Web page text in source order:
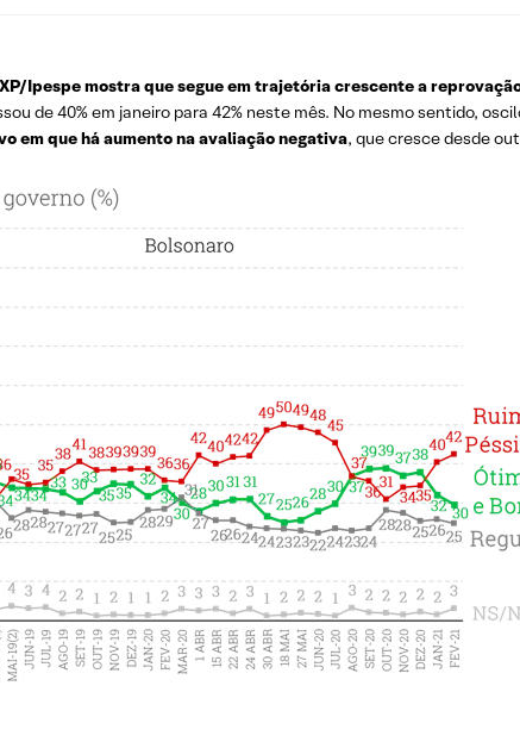
Ipespe mostra que segue em trajetória crescente a
de 40% em janeiro para 42% neste mês. No mesmo sentido,
em que há aumento na avaliação negativa, que cresce desde